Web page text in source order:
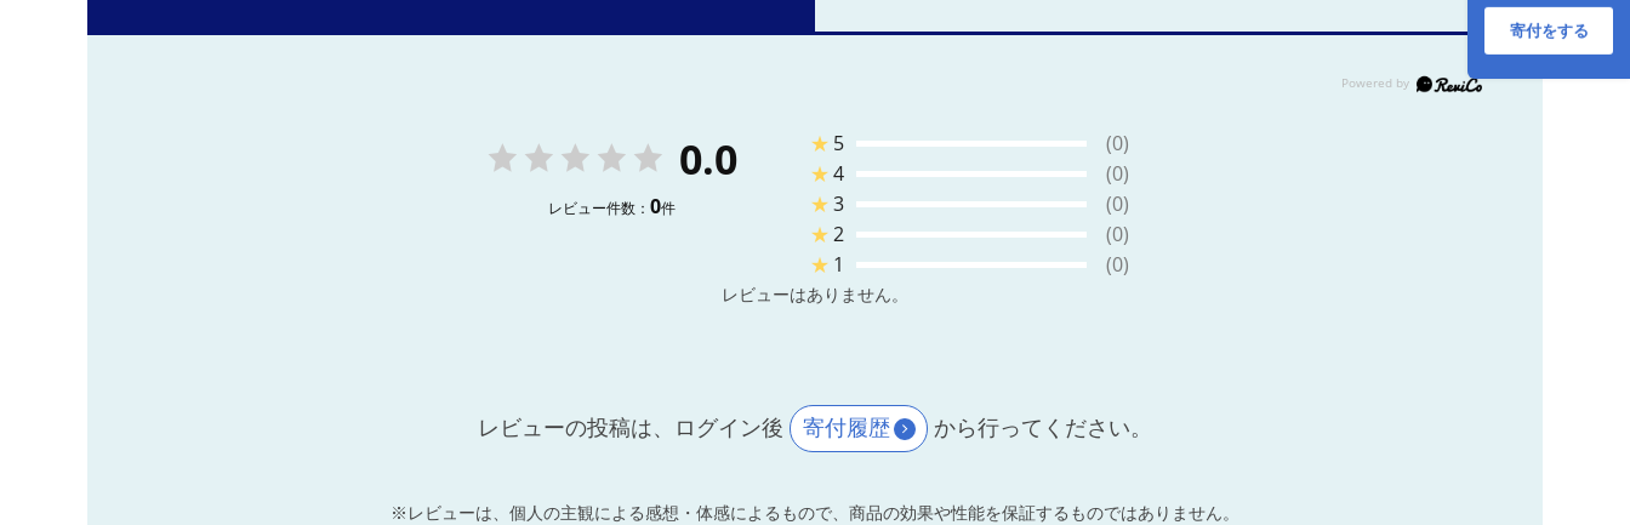
寄付をする
0.0
レビュー件数： 0件
★ 5
(0)
★4
(0)
★3
(0)
★2
(0)
★ 1 (0)
レビューはありません。
レビューの投稿は、ログイン後 寄付履歴 から行ってください。
※レビューは、個人の主観による感想・体感によるもので、商品の効果や性能を保証するものではありません。